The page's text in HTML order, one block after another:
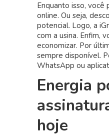
Enquanto isso, você
online. Ou seja,
potencial. Logo, a
com a usina. Enfim,
economizar. Por
sempre disponível.
WhatsApp ou
Energia
hoje